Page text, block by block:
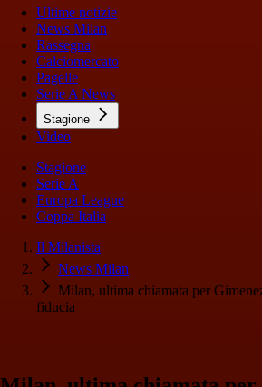
Ultime notizie
News Milan
Rassegna
Calciomercato
Pagelle
Serie A News
Stagione
Video
Stagione
Serie A
Europa League
Coppa Italia
Il Milanista
News Milan
Milan, ultima chiamata per
fiducia